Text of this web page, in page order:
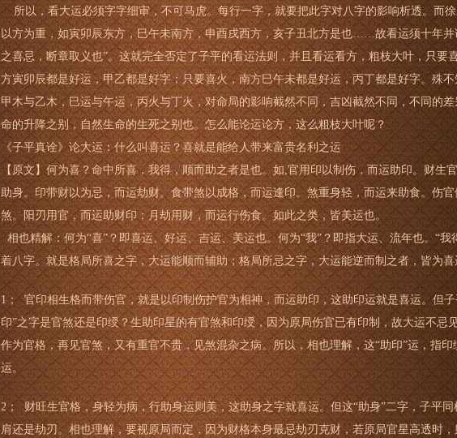
所以，看大运必须字字细审，不可马虎。每行一字，就要把此字对八字的影响析透。而徐
以方为重，如寅卯辰东方，巳午未南方，申酉戌西方，亥子丑北方是也……故看运须十年并
之喜忌，断章取义也”。这就完全否定了子平的看运法则，并且看运看方，粗枝大叶，只要
方寅卯辰都是好运，甲乙都是好字；只要喜火，南方巳午未都是好运，丙丁都是好字。殊不
甲木与乙木，巳运与午运，丙火与丁火，对命局的影响截然不同，吉凶截然不同，不同的
命的升降之别，自然生命的生死之别也。怎么能论运论方，这么粗枝大叶呢？
《子平真诠》论大运：什么叫喜运？喜就是能给人带来富贵名利之运
【原文】何为喜？命中所喜，我得，顺而助之者是也。如,官用印以制伤，而运助印。财生
助身。印带财以为忌，而运劫财。食带煞以成格，而运逢印。煞重身轻，而运来助食。伤
煞。阳刃用官，而运助财印；月劫用财，而运行伤食。如此之类，皆美运也。
相也精解：何为“喜”？即喜运、好运、吉运、美运也。何为“我”？即指大运、流年也。“我
着八字。就是格局所喜之字，大运能顺而辅助；格局所忌之字，大运能逆而制之者，皆为喜
1； 官印相生格而带伤官，就是以印制伤护官为相神，而运助印，这助印运就是喜运。但子
印”之字是官煞还是印绶？生助印星的有官煞和印绶，因为原局伤官已有印制，故大运不忌
作为官格，再见官煞，又有重官不贵，见煞混杂之病。所以，相也理解，这“助印”运，指印
运。
2； 财旺生官格，身轻为病，行助身运则美，这助身之字就喜运。但这“助身”二字，子平同
肩还是劫刃。相也理解，要视原局而定，因为财格本身最忌劫刃克财，若原局官星高透时